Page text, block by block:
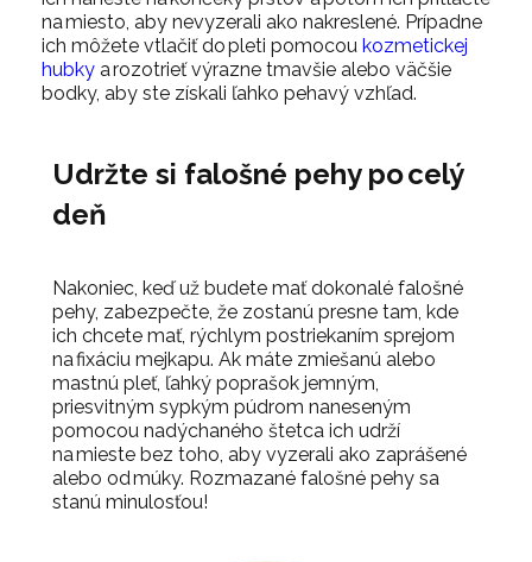
na miesto, aby nevyzerali ako nakreslené. Prípadne
ich môžete vtlačiť do pleti pomocou kozmetickej
hubky a rozotrieť výrazne tmavšie alebo väčšie
bodky, aby ste získali ľahko pehavý vzhľad.
Udržte si falošné pehy po celý
deň
Nakoniec, keď už budete mať dokonalé falošné
pehy, zabezpečte, že zostanú presne tam, kde
ich chcete mať, rýchlym postriekaním sprejom
na fixáciu mejkapu. Ak máte zmiešanú alebo
mastnú pleť, ľahký poprašok jemným,
priesvitným sypkým púdrom naneseným
pomocou nadýchaného štetca ich udrží
na mieste bez toho, aby vyzerali ako zaprášené
alebo od múky. Rozmazané falošné pehy sa
stanú minulosťou!